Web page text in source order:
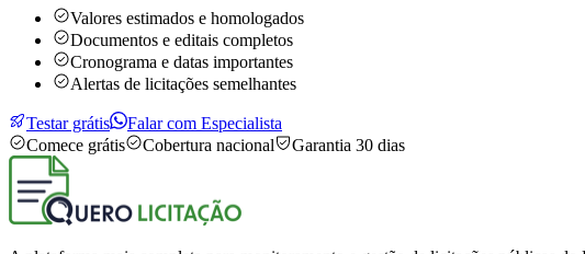
Valores estimados e homologados
Documentos e editais completos
Cronograma e datas importantes
Alertas de licitações semelhantes
Testar grátis
Falar com Especialista
Comece grátis
Cobertura nacional Garantia 30 dias